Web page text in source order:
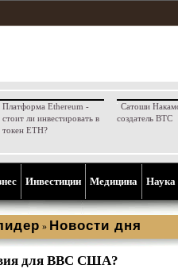
Платформа Ethereum -
стоит ли инвестировать в
токен ETH?
Сатоши
создатель BTC
Инвестиции Медицина Наука
» Новости дня
для ВВС США?